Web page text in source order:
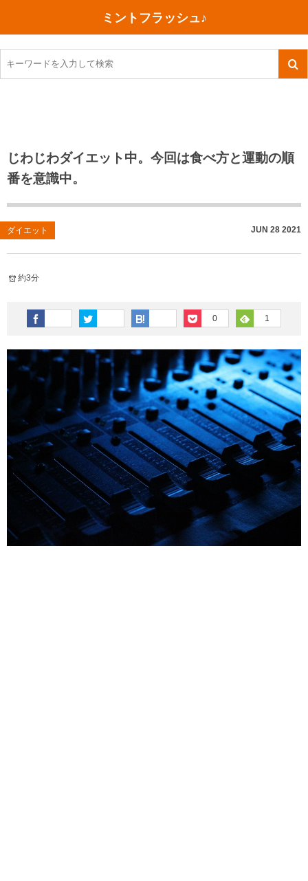
ミントフラッシュ♪
じわじわダイエット中。今回は食べ方と運動の順
番を意識中。
ダイエット JUN 28 2021
約3分
0 1
TOEIC感想・結果
TOEIC800点への道
TOEIC（作戦・ノウハウなど）
TOEIC700点への道
英単語
その他英語関連
今日買った本
ご朱印帳めぐり
川越（埼玉県）
沖縄
神戸
行ってきたあれこれ
旅行関連あれこれ
ファスティング
コスメ
ダイエット
健康あれこれ
美容あれこれ
食べ物
今日の一枚
月、星、宇宙